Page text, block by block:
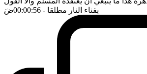
بفناء النار مطلقا - 00:00:56 ضَ